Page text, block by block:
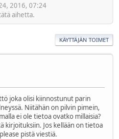
2016, 07:24
aihetta.
KÄYTTÄJÄN TOIMET
joka olisi kiinnostunut parin
Niitähän on pilvin pimein,
ei ole tietoa ovatko millaisia?
kirjoituksiin. Jos kellään on tietoa
pistä viestiä.